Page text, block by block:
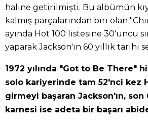
haline getirilmişti. Bu albümün
kalmış parçalarından biri olan
ayında Hot 100 listesine 30'uncu
yaparak Jackson'ın 60 yıllık tarihi
1972 yılında "Got to Be There"
solo kariyerinde tam 52'nci kez
girmeyi başaran Jackson'ın, son
karnesi ise adeta bir başarı